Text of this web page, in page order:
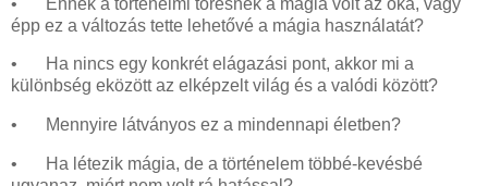
épp ez a változás tette lehetővé a mágia használatát?
•
Ha nincs egy konkrét elágazási pont, akkor mi a
különbség eközött az elképzelt világ és a valódi között?
• Mennyire látványos ez a mindennapi életben?
•
Ha létezik mágia, de a történelem többé-kevésbé